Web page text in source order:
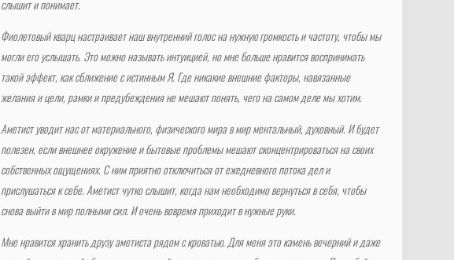
слышит и понимает.
Фиолетовый кварц настраивает наш внутренний голос на нужную громкость и частоту, чтобы мы
могли его услышать. Это можно называть интуицией, но мне больше нравится воспринимать
такой эффект, как сближение с истинным Я. Где никакие внешние факторы, навязанные
желания и цели, рамки и предубеждения не мешают понять, чего на самом деле мы хотим.
Аметист уводит нас от материального, физического мира в мир ментальный, духовный. И будет
полезен, если внешнее окружение и бытовые проблемы мешают сконцентрироваться на своих
собственных ощущениях. С ним приятно отключиться от ежедневного потока дел и
прислушаться к себе. Аметист чутко слышит, когда нам необходимо вернуться в себя, чтобы
снова выйти в мир полными сил. И очень вовремя приходит в нужные руки.
Мне нравится хранить друзу аметиста рядом с кроватью. Для меня это камень вечерний и даже